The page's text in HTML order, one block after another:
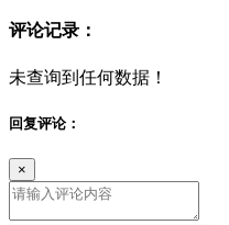
评论记录：
未查询到任何数据！
回复评论：
×